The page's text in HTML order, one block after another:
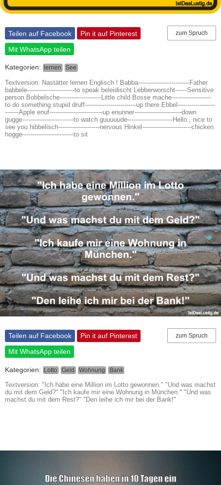
zum Spruch
Teilen auf Facebook
Pin it auf Pinterest
Mit WhatsApp teilen
Kategorien: lernen See
Textversion: Nastätter lernen Englisch ! Babba--------------------------Father
babbele------------------------to speak beleidischt Lebberworscht------Sensitive
person Bobbelsche---------------------Little child Bosse mache--------------------
to do something stupid druff--------------------------up there Ebbel-------------------
-------Apple enuf---------------------------up enunner------------------------down
gugge--------------------------to watch guuuuude-----------------------Hello , nice to
see you hibbelisch---------------------nervous Hinkel-------------------------chicken
hogge--------------------------to sit
zum Spruch
Teilen auf Facebook
Pin it auf Pinterest
Mit WhatsApp teilen
Kategorien: Lotto Geld Wohnung Bank
Textversion: "Ich habe eine Million im Lotto gewonnen." "Und was machst
du mit dem Geld?" "Ich kaufe mir eine Wohnung in München." "Und was
machst du mit dem Rest?" "Den leihe ich mir bei der Bank!"